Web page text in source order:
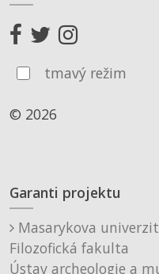
tmavý režim
© 2026
Garanti projektu
Masarykova
Filozofická fakulta
Ústav archeologie a